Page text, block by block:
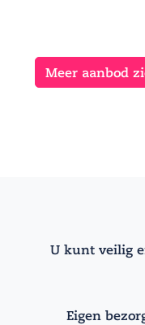
Meer aanbod
U kunt veilig
Eigen